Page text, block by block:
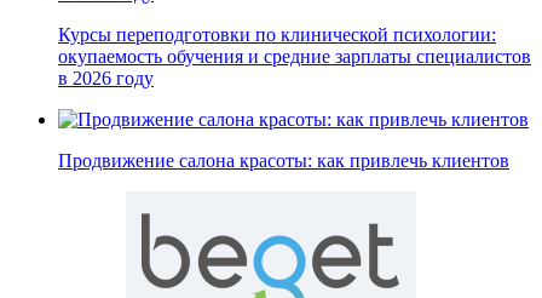
Курсы переподготовки по клинической психологии:
окупаемость обучения и средние зарплаты специалистов
в 2026 году
Продвижение салона красоты: как привлечь клиентов